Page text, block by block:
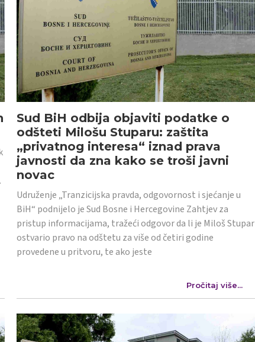
Sud BiH odbija objaviti podatke o
odšteti Milošu Stuparu: zaštita
„privatnog interesa“ iznad prava
javnosti da zna kako se troši javni
novac
Udruženje „Tranzicijska pravda, odgovornost i sjećanje u
BiH“ podnijelo je Sud Bosne i Hercegovine Zahtjev za
pristup informacijama, tražeći odgovor da li je Miloš Stupar
ostvario pravo na odštetu za više od četiri godine
provedene u pritvoru, te ako jeste
Pročitaj više...